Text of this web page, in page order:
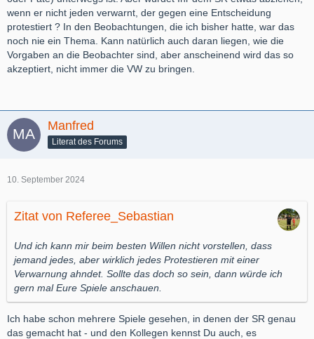
wenn er nicht jeden verwarnt, der gegen eine Entscheidung
protestiert ? In den Beobachtungen, die ich bisher hatte, war das
noch nie ein Thema. Kann natürlich auch daran liegen, wie die
Vorgaben an die Beobachter sind, aber anscheinend wird das so
akzeptiert, nicht immer die VW zu bringen.
Manfred
Literat des Forums
10. September 2024
Zitat von Referee_Sebastian
Und ich kann mir beim besten Willen nicht vorstellen, dass
jemand jedes, aber wirklich jedes Protestieren mit einer
Verwarnung ahndet. Sollte das doch so sein, dann würde ich
gern mal Eure Spiele anschauen.
Ich habe schon mehrere Spiele gesehen, in denen der SR genau
das gemacht hat - und den Kollegen kennst Du auch, es